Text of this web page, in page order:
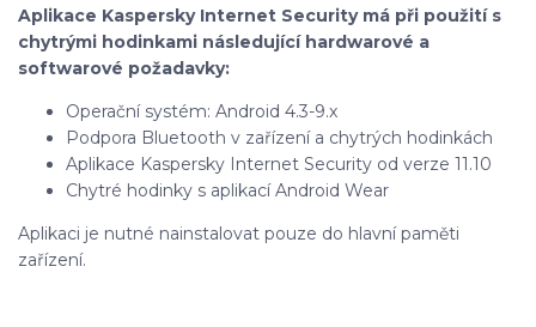
Aplikace Kaspersky Internet Security má při použití s
chytrými hodinkami následující hardwarové a
softwarové požadavky:
Operační systém: Android 4.3-9.x
Podpora Bluetooth v zařízení a chytrých hodinkách
Aplikace Kaspersky Internet Security od verze 11.10
Chytré hodinky s aplikací Android Wear
Aplikaci je nutné nainstalovat pouze do hlavní paměti
zařízení.